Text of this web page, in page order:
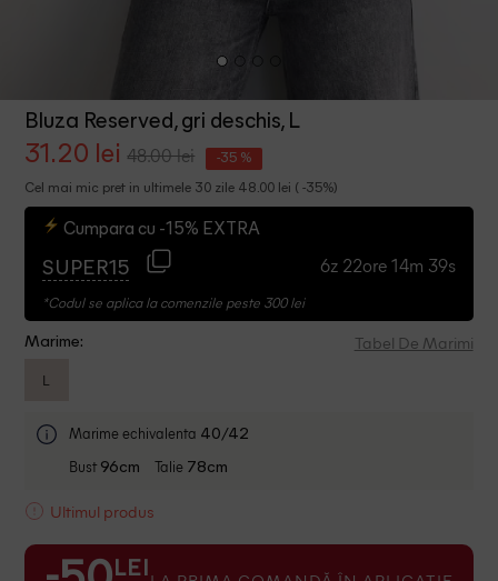
Bluza Reserved, gri deschis, L
31.20 lei 48.00 lei -35 %
Cel mai mic pret in ultimele 30 zile 48.00 lei ( -35%)
Cumpara cu -15% EXTRA
SUPER15 6z 22ore 14m 38s
*Codul se aplica la comenzile peste 300 lei
Marime: Tabel De Marimi
L
Marime echivalenta 40/42
Bust 96cm Talie 78cm
Ultimul produs
LEI